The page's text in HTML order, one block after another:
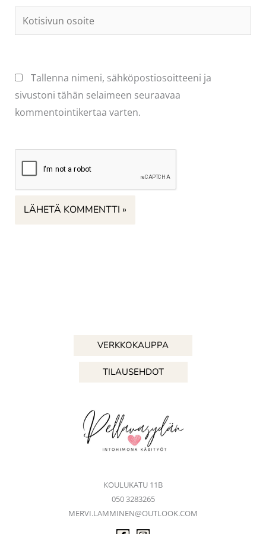
Kotisivun
osoite
Tallenna nimeni, sähköpostiosoitteeni ja
sivustoni tähän selaimeen seuraavaa
kommentointikertaa varten.
VERKKOKAUPPA
TILAUSEHDOT
KOULUKATU 11B
050 3283265
MERVI.LAMMINEN@OUTLOOK.COM